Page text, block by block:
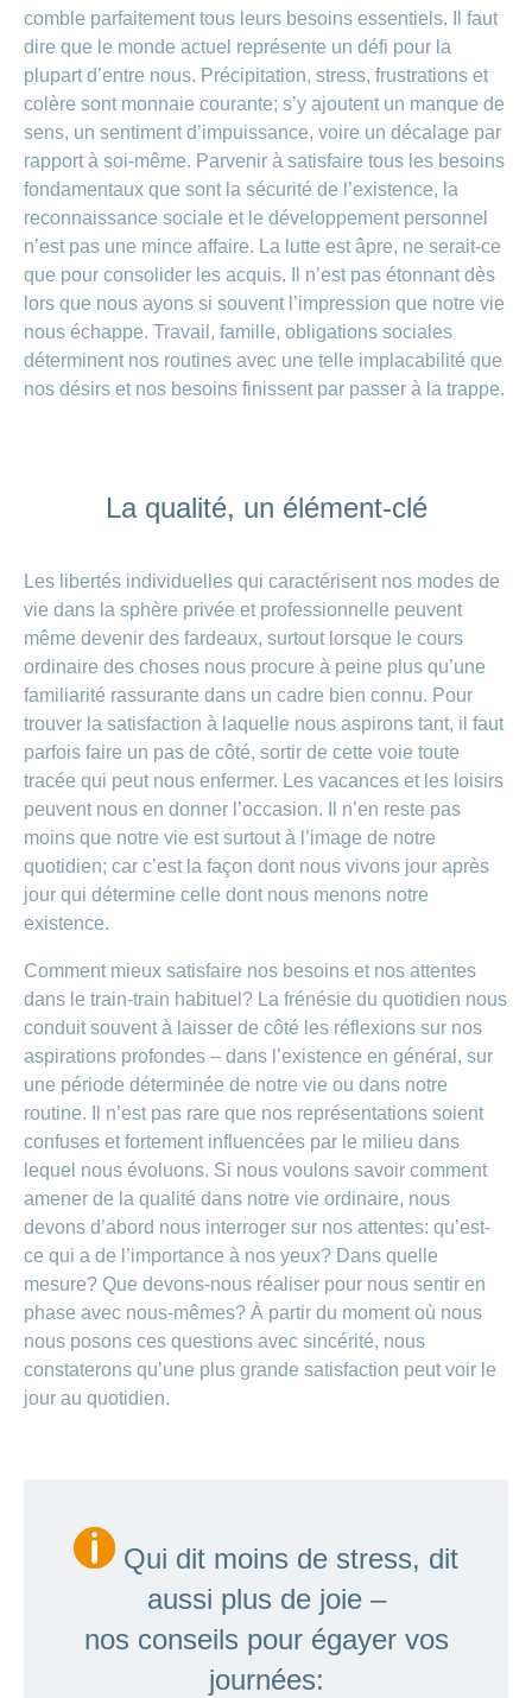
comble parfaitement tous leurs besoins essentiels. Il faut
dire que le monde actuel représente un défi pour la
plupart d’entre nous. Précipitation, stress, frustrations et
colère sont monnaie courante; s’y ajoutent un manque de
sens, un sentiment d’impuissance, voire un décalage par
rapport à soi-même. Parvenir à satisfaire tous les besoins
fondamentaux que sont la sécurité de l’existence, la
reconnaissance sociale et le développement personnel
n’est pas une mince affaire. La lutte est âpre, ne serait-ce
que pour consolider les acquis. Il n’est pas étonnant dès
lors que nous ayons si souvent l’impression que notre vie
nous échappe. Travail, famille, obligations sociales
déterminent nos routines avec une telle implacabilité que
nos désirs et nos besoins finissent par passer à la trappe.
La qualité, un élément-clé
Les libertés individuelles qui caractérisent nos modes de
vie dans la sphère privée et professionnelle peuvent
même devenir des fardeaux, surtout lorsque le cours
ordinaire des choses nous procure à peine plus qu’une
familiarité rassurante dans un cadre bien connu. Pour
trouver la satisfaction à laquelle nous aspirons tant, il faut
parfois faire un pas de côté, sortir de cette voie toute
tracée qui peut nous enfermer. Les vacances et les loisirs
peuvent nous en donner l’occasion. Il n’en reste pas
moins que notre vie est surtout à l’image de notre
quotidien; car c’est la façon dont nous vivons jour après
jour qui détermine celle dont nous menons notre
existence.
Comment mieux satisfaire nos besoins et nos attentes
dans le train-train habituel? La frénésie du quotidien nous
conduit souvent à laisser de côté les réflexions sur nos
aspirations profondes – dans l’existence en général, sur
une période déterminée de notre vie ou dans notre
routine. Il n’est pas rare que nos représentations soient
confuses et fortement influencées par le milieu dans
lequel nous évoluons. Si nous voulons savoir comment
amener de la qualité dans notre vie ordinaire, nous
devons d’abord nous interroger sur nos attentes: qu’est-
ce qui a de l’importance à nos yeux? Dans quelle
mesure? Que devons-nous réaliser pour nous sentir en
phase avec nous-mêmes? À partir du moment où nous
nous posons ces questions avec sincérité, nous
constaterons qu’une plus grande satisfaction peut voir le
jour au quotidien.
Qui dit moins de stress, dit
aussi plus de joie –
nos conseils pour égayer vos
journées: